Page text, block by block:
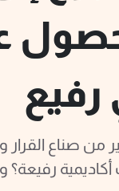
رفيع
من صناع القرار